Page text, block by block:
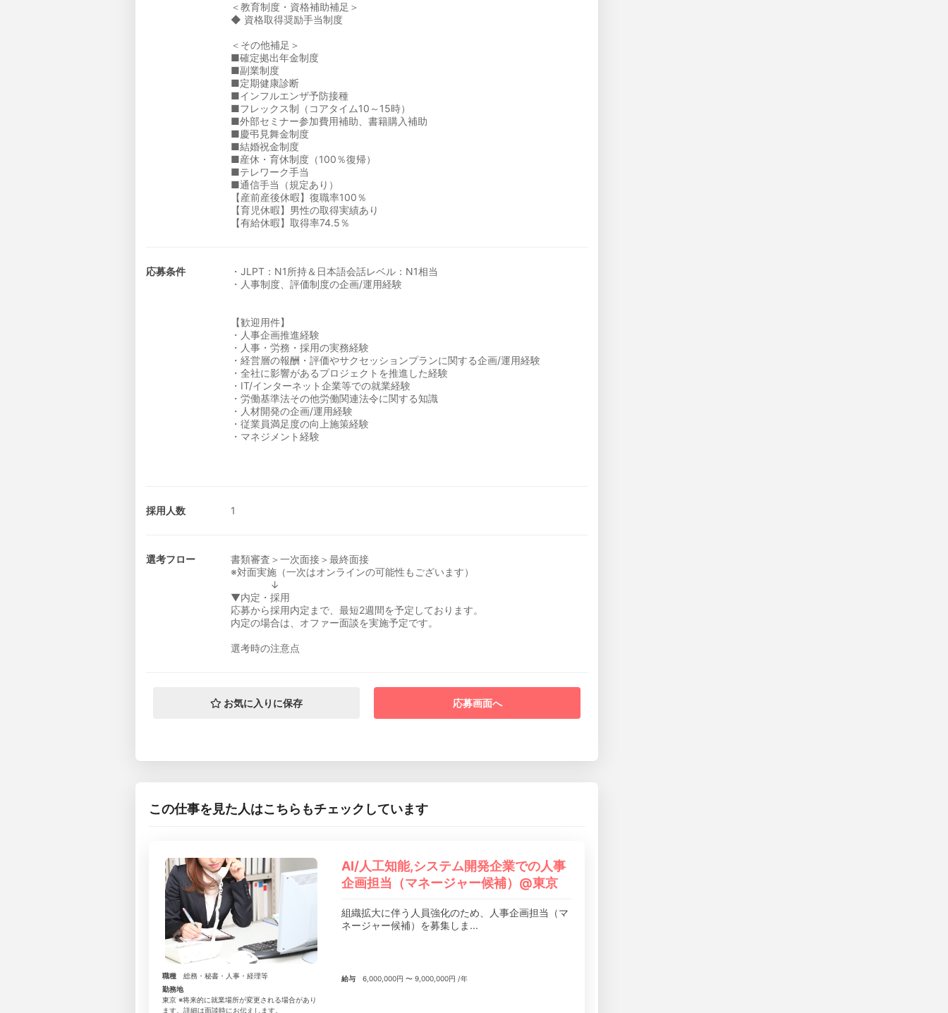
＜教育制度・資格補助補足＞
◆ 資格取得奨励手当制度
＜その他補足＞
■確定拠出年金制度
■副業制度
■定期健康診断
■インフルエンザ予防接種
■フレックス制（コアタイム10～15時）
■外部セミナー参加費用補助、書籍購入補助
■慶弔見舞金制度
■結婚祝金制度
■産休・育休制度（100％復帰）
■テレワーク手当
■通信手当（規定あり）
【産前産後休暇】復職率100％
【育児休暇】男性の取得実績あり
【有給休暇】取得率74.5％
応募条件
・JLPT：N1所持＆日本語会話レベル：N1相当
・人事制度、評価制度の企画/運用経験
【歓迎用件】
・人事企画推進経験
・人事・労務・採用の実務経験
・経営層の報酬・評価やサクセッションプランに関する企画/運用経験
・全社に影響があるプロジェクトを推進した経験
・IT/インターネット企業等での就業経験
・労働基準法その他労働関連法令に関する知識
・人材開発の企画/運用経験
・従業員満足度の向上施策経験
・マネジメント経験
採用人数 1
選考フロー
書類審査＞一次面接＞最終面接
※対面実施（一次はオンラインの可能性もございます）
↓
▼内定・採用
応募から採用内定まで、最短2週間を予定しております。
内定の場合は、オファー面談を実施予定です。
選考時の注意点
お気に入りに保存 応募画面へ
この仕事を見た人はこちらもチェックしています
AI/人工知能,システム開発企業での人事
企画担当（マネージャー候補）@東京
組織拡大に伴う人員強化のため、人事企画担当（マ
ネージャー候補）を募集しま...
職種
総務・秘書・人事・経理等
勤務地
東京 ※将来的に就業場所が変更される場合があり
ます。詳細は面談時にお伝えします。
給与 6,000,000円 〜 9,000,000円 /年